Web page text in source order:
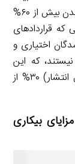
بیکاری سال ۱۳۹۶ نشان می‌دهد که علت بیکار شدن بیش از ۶۰%
که قراردادهای
اختیاری و
که این
افراد، طبق گزارش «کرونا و بیمۀ بیکاری» (در حال انتشار) ۳۰% از
بیکاری